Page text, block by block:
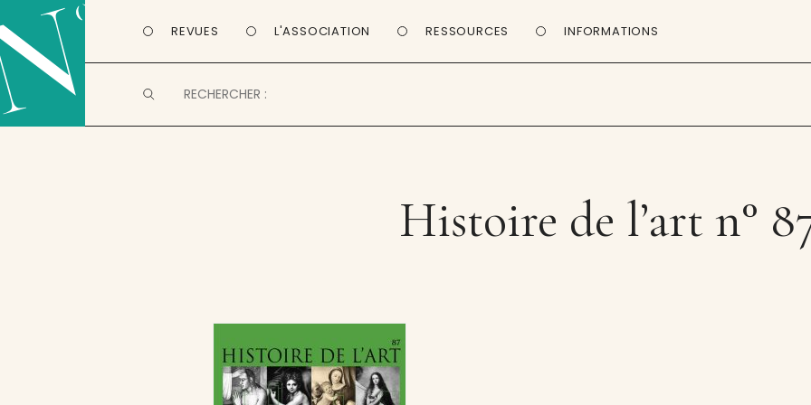
REVUES L'ASSOCIATION RESSOURCES INFORMATIONS
Histoire de l’art n°